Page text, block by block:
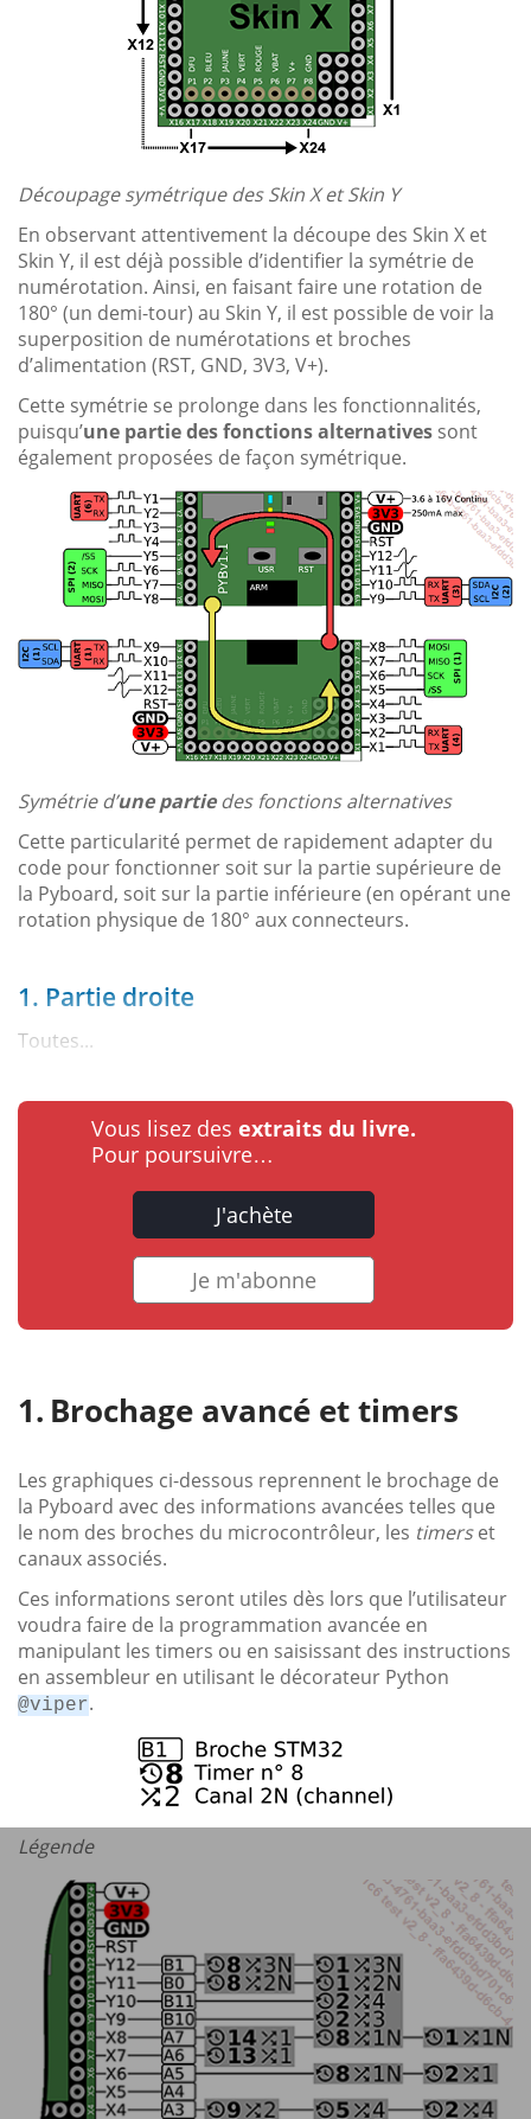
Découpage symétrique des Skin X et Skin Y
En observant attentivement la découpe des Skin X et
Skin Y, il est déjà possible d’identifier la symétrie de
numérotation. Ainsi, en faisant faire une rotation de
180° (un demi-tour) au Skin Y, il est possible de voir la
superposition de numérotations et broches
d’alimentation (RST, GND, 3V3, V+).
Cette symétrie se prolonge dans les fonctionnalités,
puisqu’une partie des fonctions alternatives sont
également proposées de façon symétrique.
Symétrie d’une partiedes fonctions alternatives
Cette particularité permet de rapidement adapter du
code pour fonctionner soit sur la partie supérieure de
la Pyboard, soit sur la partie inférieure (en opérant une
rotation physique de 180° aux connecteurs.
1. Partie droite
Toutes...
Vous lisez des extraits du livre.
Pour poursuivre…
J'achète
Je m'abonne
Brochage avancé et timers
Les graphiques ci-dessous reprennent le brochage de
la Pyboard avec des informations avancées telles que
le nom des broches du microcontrôleur, les timerset
canaux associés.
Ces informations seront utiles dès lors que l’utilisateur
voudra faire de la programmation avancée en
manipulant les timers ou en saisissant des instructions
en assembleur en utilisant le décorateur Python
@viper.
Légende